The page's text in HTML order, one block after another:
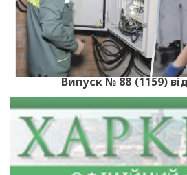
Випуск № 88 (1159)